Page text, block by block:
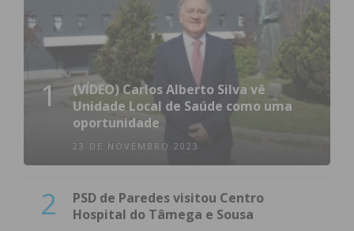
1
(VÍDEO) Carlos Alberto Silva vê
Unidade Local de Saúde como uma
oportunidade
23 DE NOVEMBRO 2023
2
PSD de Paredes visitou Centro
Hospital do Tâmega e Sousa